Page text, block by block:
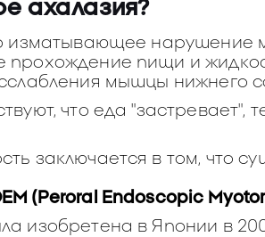
ахалазия?
изматывающее нарушение
прохождение пищи и
мышцы нижнего
что еда "застревает",
заключается в том, что
(Peroral Endoscopic
изобретена в Японии в